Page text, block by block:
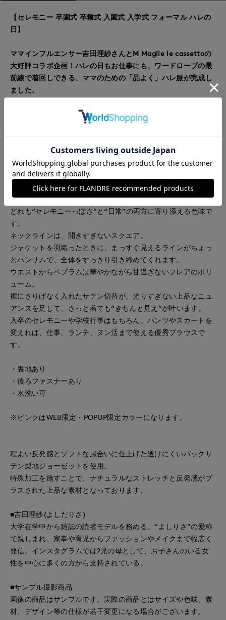
【セレモニー 卒園式 卒業式 入園式 入学式 フォーマル ハレの
日】
ママインフルエンサー吉田理紗さんとM Maglie le cassettoの
大好評コラボ企画！ハレの日もお仕事にも、ワードローブの最
前線で着回しできる、ママのための「品よく」ハレ服が完成し
ました。
ちょっときれいにしたい日に頼れるトップス。
バックサテン梨地素材で、ほどよく落ち感があって、身体にま
とわりすぎない軽さが魅力です。
ストレッチも効いていて、動きやすく、透けにくいのもうれし
いポイント。
カラーは、肌映えするピンクベージュ、上品なベージュ、万能
なネイビーの３色展開。
どれも“セレモニーっぽさ”と“日常”の両方に寄り添える色味で
す。
ネックラインは、開きすぎないスクエア。
ジャケットを羽織ったときに、まっすぐ見えるラインがちょっ
とハンサムで、全体をすっきり引き締めてくれます。
ウエストからペプラムは華やかながら甘過ぎないフレアのボリ
ューム。
裾にさりげなく入れたサテン切替が、光りすぎない上品なニュ
アンスを足して、さっと着ても“きちんと見え”が叶います。
入卒のセレモニーや学校行事はもちろん、パンツやスカートを
変えれば、仕事、ランチ、ヌン活まで使える優秀ブラウスで
す。
・裏地あり
・後ろファスナーあり
・水洗い可
※ピンクはWEB限定・POPUP限定カラーになります。
程よい反発感とソフトな風合いに仕上げた透けにくいバックサ
テン梨地ジョーゼットを使用。
特殊加工を施すことで、ナチュラルなストレッチと反発感がプ
ラスされた上品な素材となっております。
■吉田理紗(よしだりさ)
大学在学中から雑誌の読者モデルを務める。“よしりさ”の愛称
で親しまれ、家事や育児からファッションやメイクまで幅広く
発信。インスタグラムでは2児の母として、お子さんのいる女
性を中心に多くの方から支持されている。
■サンプル撮影商品
画像の商品はサンプルです。実際の商品とはサイズや色味、素
材、デザイン等の仕様が若干変更になる場合がございます。